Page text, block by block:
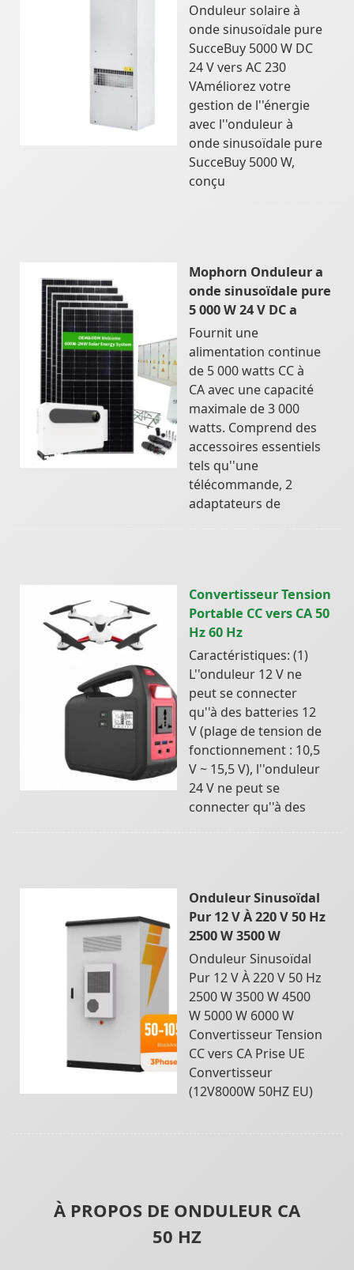
Onduleur solaire à
onde sinusoïdale pure
SucceBuy 5000 W DC
24 V vers AC 230
VAméliorez votre
gestion de l''énergie
avec l''onduleur à
onde sinusoïdale pure
SucceBuy 5000 W,
conçu
Mophorn Onduleur a
onde sinusoïdale pure
5 000 W 24 V DC a
Fournit une
alimentation continue
de 5 000 watts CC à
CA avec une capacité
maximale de 3 000
watts. Comprend des
accessoires essentiels
tels qu''une
télécommande, 2
adaptateurs de
Convertisseur Tension
Portable CC vers CA 50
Hz 60 Hz
Caractéristiques: (1)
L''onduleur 12 V ne
peut se connecter
qu''à des batteries 12
V (plage de tension de
fonctionnement : 10,5
V ~ 15,5 V), l''onduleur
24 V ne peut se
connecter qu''à des
Onduleur Sinusoïdal
Pur 12 V À 220 V 50 Hz
2500 W 3500 W
Onduleur Sinusoïdal
Pur 12 V À 220 V 50 Hz
2500 W 3500 W 4500
W 5000 W 6000 W
Convertisseur Tension
CC vers CA Prise UE
Convertisseur
(12V8000W 50HZ EU)
À PROPOS DE ONDULEUR CA
50 HZ